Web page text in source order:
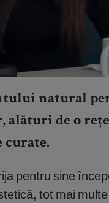
natural
de o
curate.
pentru sine
tot mai